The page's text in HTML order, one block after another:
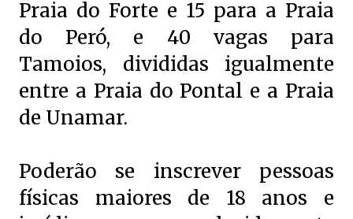
Praia do Forte e 15 para a Praia
do Peró, e 40 vagas para
Tamoios, divididas igualmente
entre a Praia do Pontal e a Praia
de Unamar.
Poderão se inscrever pessoas
físicas maiores de 18 anos e